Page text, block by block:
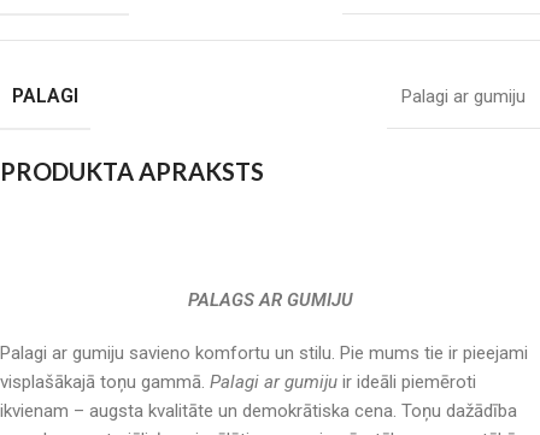
PALAGI Palagi ar gumiju
PRODUKTA APRAKSTS
PALAGS AR GUMIJU
Palagi ar gumiju savieno komfortu un stilu. Pie mums tie ir pieejami
visplašākajā toņu gammā. Palagi ar gumiju ir ideāli piemēroti
ikvienam – augsta kvalitāte un demokrātiska cena. Toņu dažādība